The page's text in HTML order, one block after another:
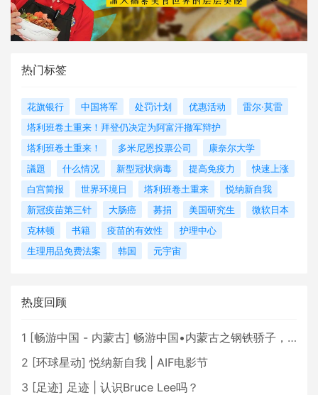
热门标签
花旗银行 中国将军 处罚计划 优惠活动
雷尔·莫雷
塔利班卷土重来！拜登仍决定为阿富汗撤军辩护
塔利班卷土重来！
多米尼恩投票公司
康奈尔大学
議題
什么情况 新型冠状病毒 提高免疫力
快速上涨
白宫简报
世界环境日 塔利班卷土重来
悦纳新自我
新冠疫苗第三针
大肠癌 募捐 美国研究生
微软日本
克林顿
书籍 疫苗的有效性
护理中心
生理用品免费法案
韩国 元宇宙
热度回顾
1 [畅游中国 - 内蒙古] 畅游中国•内蒙古之钢铁骄子，魅力包头
2 [环球星动] 悦纳新自我 | AIF电影节
3 [足迹] 足迹 | 认识Bruce Lee吗？